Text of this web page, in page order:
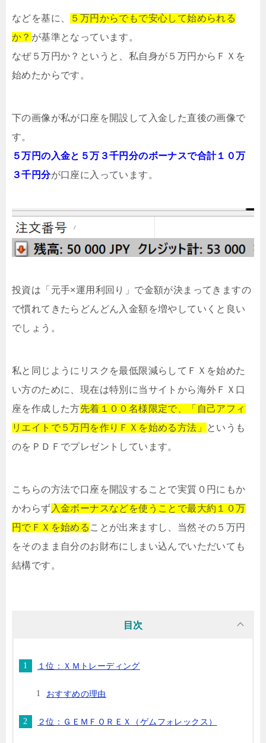
などを基に、
５万円からでもで安心して始められる
か？ が基準となっています。
なぜ５万円か？というと、私自身が５万円からＦＸを
始めたからです。
下の画像が私が口座を開設して入金した直後の画像で
す。
５万円の入金と５万３千円分のボーナスで合計１０万
３千円分が口座に入っています。
投資は「元手×運用利回り」で金額が決まってきますの
で慣れてきたらどんどん入金額を増やしていくと良い
でしょう。
私と同じようにリスクを最低限減らしてＦＸを始めた
い方のために、現在は特別に当サイトから海外ＦＸ口
座を作成した方先着１００名様限定で、「自己アフィ
リエイトで５万円を作りＦＸを始める方法」
というも
のをＰＤＦでプレゼントしています。
こちらの方法で口座を開設することで実質０円にもか
かわらず 入金ボーナスなどを使うことで最大約１０万
円でＦＸを始める ことが出来ますし、当然その５万円
をそのまま自分のお財布にしまい込んでいただいても
結構です。
目次
１位：ＸＭトレーディング
おすすめの理由
２位：ＧＥＭＦＯＲＥＸ（ゲムフォレックス）